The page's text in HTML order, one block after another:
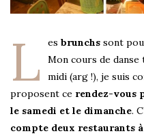
L es brunchs sont
Mon cours de danse
midi (arg !), je suis
proposent ce rendez-vous
le samedi et le dimanche.
compte deux restaurants